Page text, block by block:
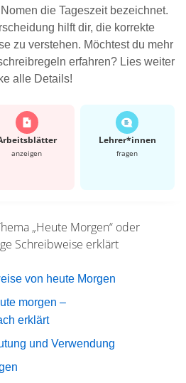
die Tageszeit bezeichnet.
hilft dir, die korrekte
zu verstehen. Möchtest du mehr
erfahren? Lies weiter
alle Details!
anzeigen
Lehrer*​innen
fragen
„Heute Morgen“ oder
Schreibweise erklärt
von heute Morgen
morgen –
erklärt
und Verwendung